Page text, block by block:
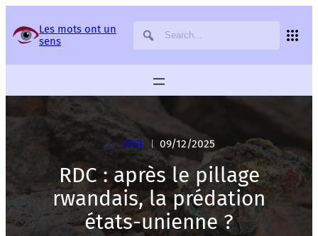
Les mots ont un
sens
LVSL | 09/12/2025
RDC : après le pillage
rwandais, la prédation
états-unienne ?
Panneau de gestion des services